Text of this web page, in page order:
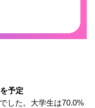
予定
した。大学生は70.0%